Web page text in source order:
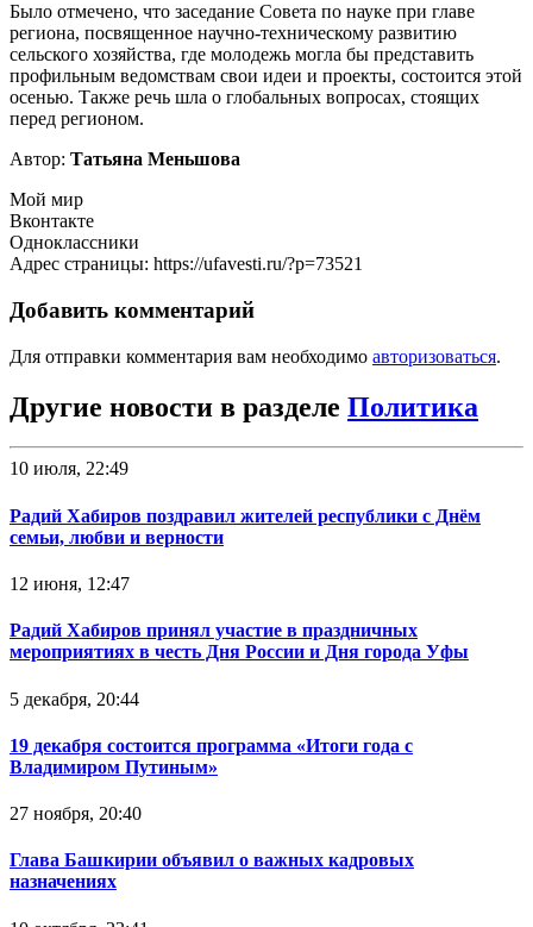
Было отмечено, что заседание Совета по науке при главе
региона, посвященное научно-техническому развитию
сельского хозяйства, где молодежь могла бы представить
профильным ведомствам свои идеи и проекты, состоится этой
осенью. Также речь шла о глобальных вопросах, стоящих
перед регионом.
Автор: Татьяна Меньшова
Мой мир
Вконтакте
Одноклассники
Адрес страницы: https://ufavesti.ru/?p=73521
Добавить комментарий
Для отправки комментария вам необходимо авторизоваться.
Другие новости в разделе Политика
10 июля, 22:49
Радий Хабиров поздравил жителей республики с Днём
семьи, любви и верности
12 июня, 12:47
Радий Хабиров принял участие в праздничных
мероприятиях в честь Дня России и Дня города Уфы
5 декабря, 20:44
19 декабря состоится программа «Итоги года с
Владимиром Путиным»
27 ноября, 20:40
Глава Башкирии объявил о важных кадровых
назначениях